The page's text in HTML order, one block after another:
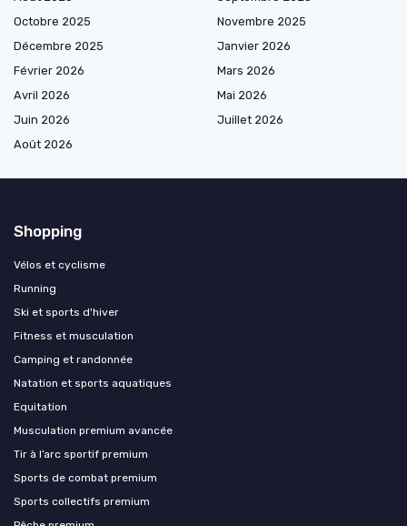
Octobre 2025
Novembre 2025
Décembre 2025
Janvier 2026
Février 2026
Mars 2026
Avril 2026
Mai 2026
Juin 2026
Juillet 2026
Août 2026
Shopping
Vélos et cyclisme
Running
Ski et sports d'hiver
Fitness et musculation
Camping et randonnée
Natation et sports aquatiques
Equitation
Musculation premium avancée
Tir à l’arc sportif premium
Sports de combat premium
Sports collectifs premium